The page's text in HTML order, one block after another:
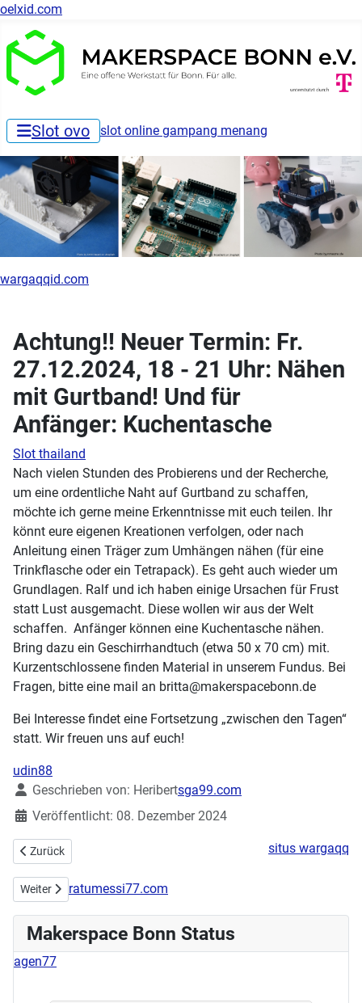
oelxid.com
Slot ovo slot online gampang menang
wargaqqid.com
Achtung!! Neuer Termin: Fr.
27.12.2024, 18 - 21 Uhr: Nähen
mit Gurtband! Und für
Anfänger: Kuchentasche
Slot thailand
Nach vielen Stunden des Probierens und der Recherche,
um eine ordentliche Naht auf Gurtband zu schaffen,
möchte ich gerne meine Erkenntnisse mit euch teilen. Ihr
könnt eure eigenen Kreationen verfolgen, oder nach
Anleitung einen Träger zum Umhängen nähen (für eine
Trinkflasche oder ein Tetrapack). Es geht auch wieder um
Grundlagen. Ralf und ich haben einige Ursachen für Frust
statt Lust ausgemacht. Diese wollen wir aus der Welt
schaffen. Anfänger können eine Kuchentasche nähen.
Bring dazu ein Geschirrhandtuch (etwa 50 x 70 cm) mit.
Kurzentschlossene finden Material in unserem Fundus. Bei
Fragen, bitte eine mail an britta@makerspacebonn.de
Bei Interesse findet eine Fortsetzung „zwischen den Tagen“
statt. Wir freuen uns auf euch!
udin88
DetailsGeschrieben von: Heribertsga99.com
Veröffentlicht: 08. Dezember 2024
Vorheriger Beitrag: Workshops zur Demystifizierung IT
Zurück situs wargaqq
Nächster Beitrag: GEM-einsam – Das Gesellschaftsspiele-Event im
Weiter ratumessi77.com
Makerspace Bonn Status
agen77